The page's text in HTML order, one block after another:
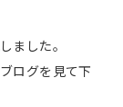
ました。
ログを見て下